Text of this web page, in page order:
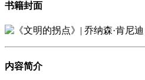
书籍封面
内容简介